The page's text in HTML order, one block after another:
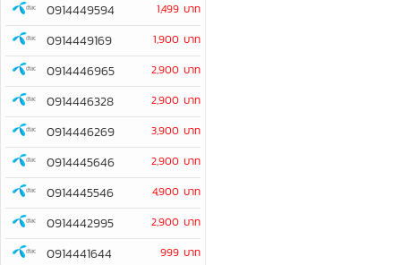
0914449594 1,499 บาท
0914449169 1,900 บาท
0914446965 2,900 บาท
0914446328 2,900 บาท
0914446269 3,900 บาท
0914445646 2,900 บาท
0914445546 4,900 บาท
0914442995 2,900 บาท
0914441644 999 บาท